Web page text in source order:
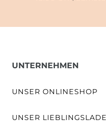
UNTERNEHMEN
UNSER ONLINESHOP
UNSER